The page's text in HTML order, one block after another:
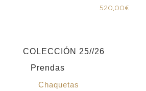
520,00€
COLECCIÓN 25//26
Prendas
Chaquetas